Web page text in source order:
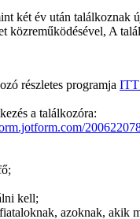
két év után találkoznak
közreműködésével, A
részletes programja
a találkozóra:
kell;
azoknak, akik